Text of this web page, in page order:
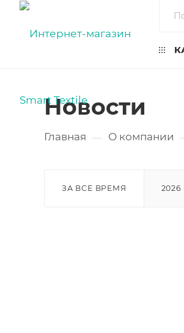
Новости
Главная — О компании
ЗА ВСЕ ВРЕМЯ 2026